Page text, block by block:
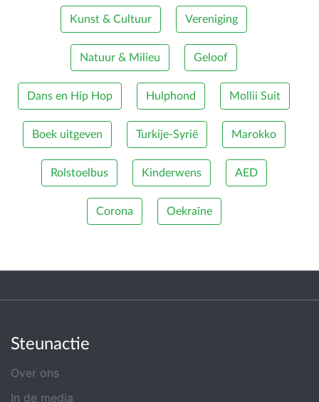
Kunst & Cultuur Vereniging
Natuur & Milieu Geloof
Dans en Hip Hop Hulphond Mollii Suit
Boek uitgeven Turkije-Syrië Marokko
Rolstoelbus Kinderwens AED
Corona Oekraïne
Steunactie
Over ons
In de media